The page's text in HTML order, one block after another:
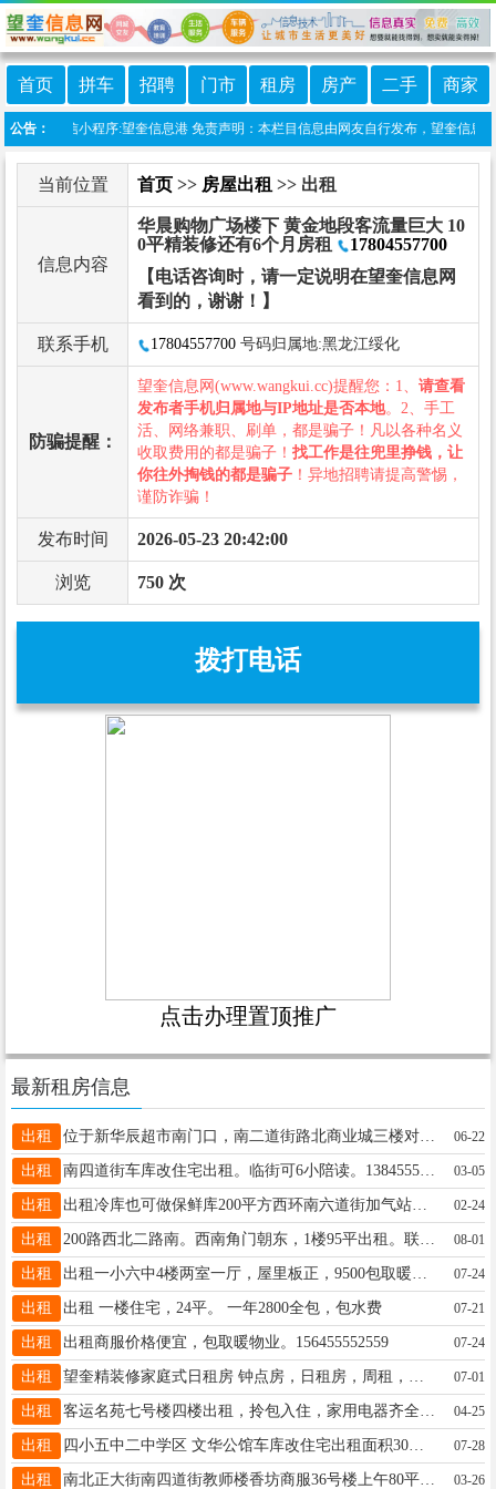
首页 拼车 招聘 门市 租房 房产 二手 商家
公告：
上线微信小程序:望奎信息港 免责声明：本栏目信息由网友自行发布，望奎信息
当前位置 首页 >> 房屋出租 >> 出租
信息内容
华晨购物广场楼下 黄金地段客流量巨大 10
0平精装修还有6个月房租
17804557700
【电话咨询时，请一定说明在望奎信息网
看到的，谢谢！】
联系手机 17804557700 号码归属地:黑龙江绥化
防骗提醒：
望奎信息网(www.wangkui.cc)提醒您：1、 请查看
发布者手机归属地与IP地址是否本地。2、手工
活、网络兼职、刷单，都是骗子！凡以各种名义
收取费用的都是骗子！ 找工作是往兜里挣钱，让
你往外掏钱的都是骗子 ！异地招聘请提高警惕，
谨防诈骗！
发布时间 2026-05-23 20:42:00
浏览 750 次
拨打电话
点击办理置顶推广
最新租房信息
出租 位于新华辰超市南门口，南二道街路北商业城三楼对外出租，南北通透，小平方，室外大平台，适合老人居住，年租金包括物业费和取暖费共计5000元，联系电话15546552555 06-22
出租 南四道街车库改住宅出租。临街可6小陪读。13845558051 03-05
出租 出租冷库也可做保鲜库200平方西环南六道街加气站西15184567788 微信同步 02-24
出租 08-01
出租 07-24
出租 出租 一楼住宅，24平。 一年2800全包，包水费 07-21
出租 出租商服价格便宜，包取暖物业。156455552559 07-24
出租 07-01
出租 客运名苑七号楼四楼出租，拎包入住，家用电器齐全，一年八千五，取暖费物业费全包，13643165552 04-25
出租 四小五中二中学区 文华公馆车库改住宅出租面积30平 适合陪读 养老 补课等 13845558758 07-28
出租 南北正大街南四道街教师楼香坊商服36号楼上午80平出租有意者联系手机15845538665 03-26